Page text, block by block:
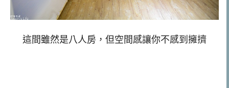
這間雖然是八人房，但空間感讓你不感到擁擠